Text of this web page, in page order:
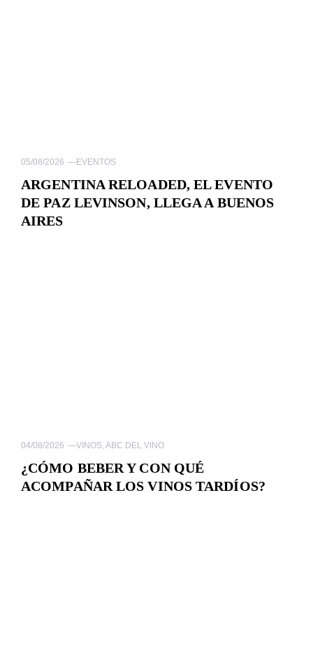
05/08/2026 —EVENTOS
ARGENTINA RELOADED, EL EVENTO
DE PAZ LEVINSON, LLEGA A BUENOS
AIRES
04/08/2026 —VINOS, ABC DEL VINO
¿CÓMO BEBER Y CON QUÉ
ACOMPAÑAR LOS VINOS TARDÍOS?